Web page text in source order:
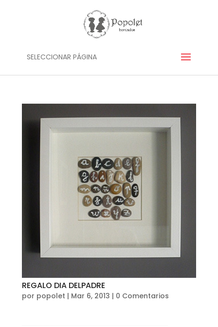
SELECCIONAR PÁGINA
REGALO DIA DELPADRE
por popolet | Mar 6, 2013 | 0 Comentarios